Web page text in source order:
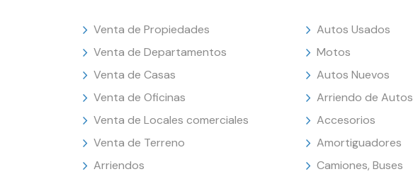
Venta de Propiedades
Venta de Departamentos
Venta de Casas
Venta de Oficinas
Venta de Locales comerciales
Venta de Terreno
Arriendos
Autos Usados
Motos
Autos Nuevos
Arriendo de Autos
Accesorios
Amortiguadores
Camiones, Buses